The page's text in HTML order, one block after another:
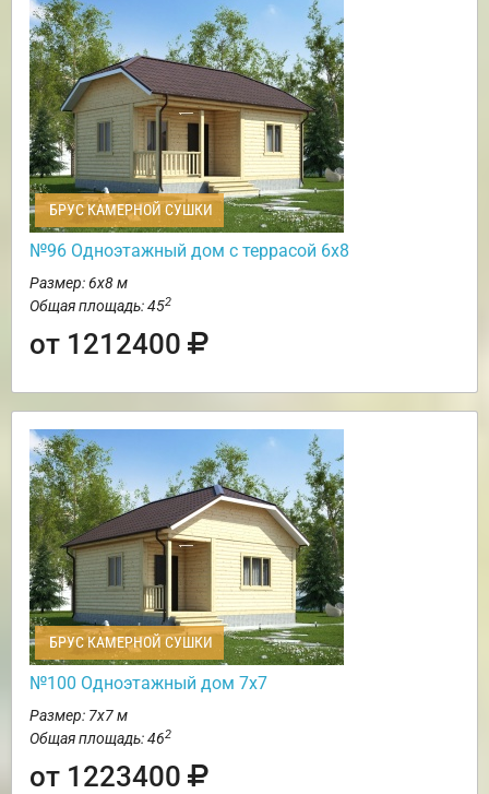
БРУС КАМЕРНОЙ СУШКИ
№96 Одноэтажный дом с террасой 6х8
Размер: 6х8 м
Общая площадь: 452
от 1212400
БРУС КАМЕРНОЙ СУШКИ
№100 Одноэтажный дом 7х7
Размер: 7х7 м
Общая площадь: 462
от 1223400